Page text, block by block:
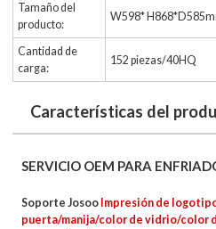
Tamaño del
producto:
W598*
Cantidad de
carga:
152 piezas/40HQ
Características del
SERVICIO OEM PARA
Soporte Josoo Impresión de
puerta/manija/color de vidrio/color